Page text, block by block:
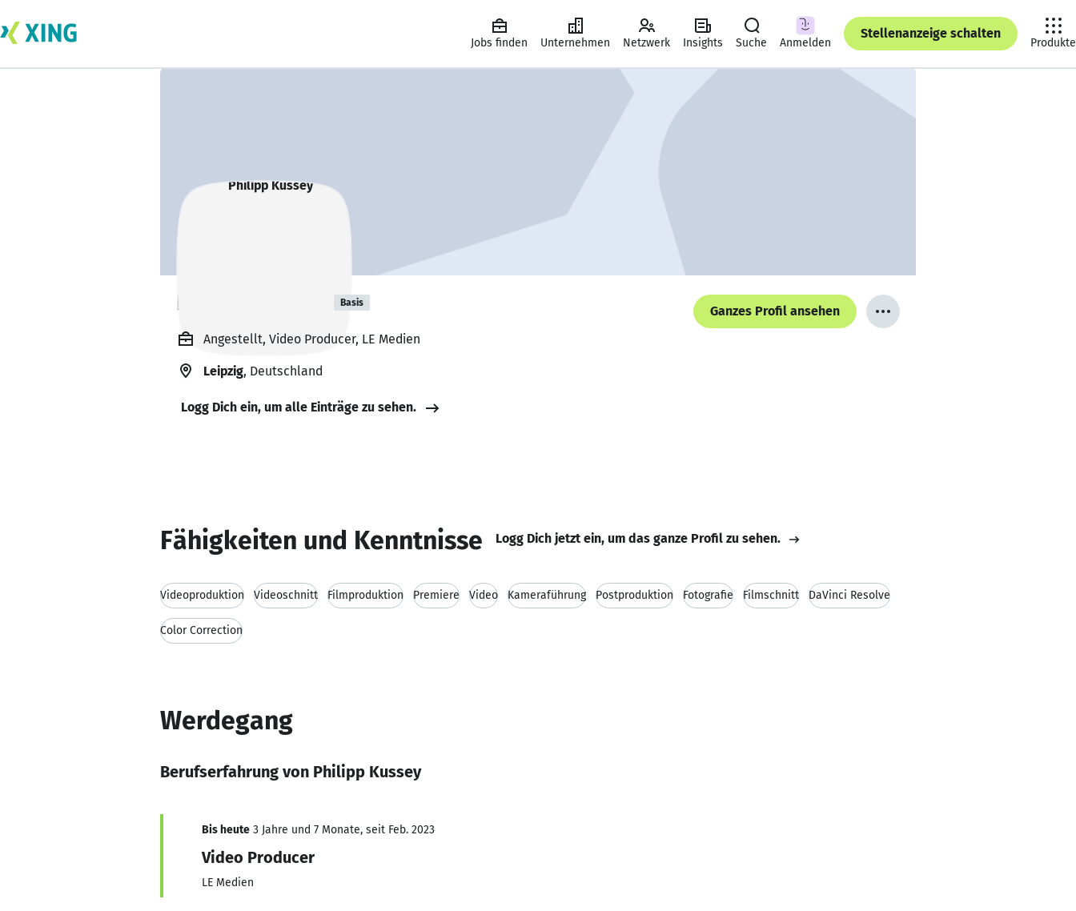
Jobs finden Unternehmen Netzwerk Insights Suche Anmelden
Stellenanzeige schalten
Produkte
Philipp Kussey Basis
Ganzes Profil ansehen
Angestellt, Video Producer, LE Medien
Leipzig, Deutschland
Logg Dich ein, um alle Einträge zu sehen.
Fähigkeiten und Kenntnisse Logg Dich jetzt ein, um das ganze Profil zu sehen.
Videoproduktion Videoschnitt Filmproduktion Premiere Video Kameraführung Postproduktion Fotografie Filmschnitt DaVinci Resolve
Color Correction
Werdegang
Berufserfahrung von Philipp Kussey
Bis heute 3 Jahre und 7 Monate, seit Feb. 2023
Video Producer
LE Medien